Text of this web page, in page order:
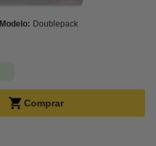
Modelo: Doublepack
Comprar